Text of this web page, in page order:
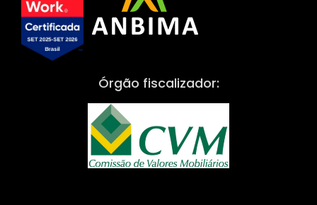
Órgão fiscalizador: